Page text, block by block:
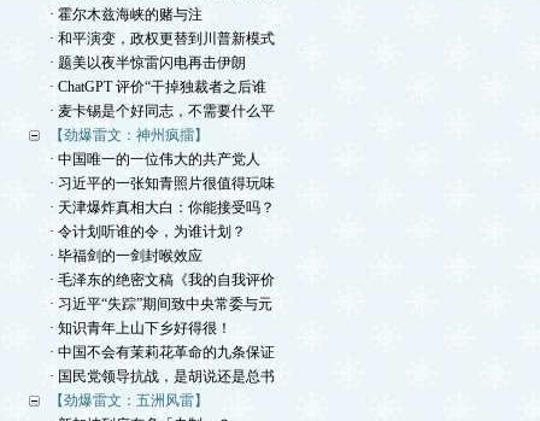
· 霍尔木兹海峡的赌与注
· 和平演变，政权更替到川普新模式
· 题美以夜半惊雷闪电再击伊朗
· ChatGPT 评价“干掉独裁者之后谁
· 麦卡锡是个好同志，不需要什么平
【劲爆雷文：神州疯擂】
· 中国唯一的一位伟大的共产党人
· 习近平的一张知青照片很值得玩味
· 天津爆炸真相大白：你能接受吗？
· 令计划听谁的令，为谁计划？
· 毕福剑的一剑封喉效应
· 毛泽东的绝密文稿《我的自我评价
· 习近平“失踪”期间致中央常委与元
· 知识青年上山下乡好得很！
· 中国不会有茉莉花革命的九条保证
· 国民党领导抗战，是胡说还是总书
【劲爆雷文：五洲风雷】